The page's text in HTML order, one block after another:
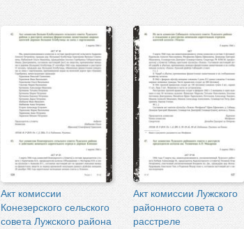
Акт комиссии
Конезерского сельского
совета Лужского района
Акт комиссии Лужского
районного совета о
расстреле